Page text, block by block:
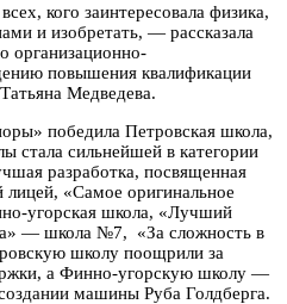
кого заинтересовала физика,
и изобретать, — рассказала
организационно-
повышения квалификации
Медведева.
победила Петровская школа,
стала сильнейшей в категории
разработка, посвященная
«Самое оригинальное
угорская школа, «Лучший
— школа №7, «За сложность в
школу поощрили за
а Финно-угорскую школу —
машины Руба Голдберга.